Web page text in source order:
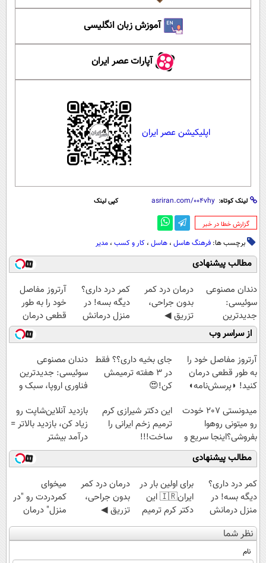
آموزش زبان انگلیسی
آپارات عصر ایران
اپلیکیشن عصر ایران
لینک کوتاه: کپی لینک
‌گزارش خطا در خبر
برچسب ها: فرهنگ هاسل ، هاسل ، کار و کسب ، مدیر
مطالب پیشنهادی
دندان مصنوعی
سوئیسی:
جدیدترین
فناوری اروپا،
سبک و مقاوم |
پرداخت قسطی
درمان درد کمر
بدون جراحی،
تزریق ◀
پرسش‌نامه رو پر
کن ▶
کمر درد داری؟
دیگه بسه! در
منزل درمانش
کن
(◀پرسش‌نامه)
آرتروز مفاصل
خود را به طور
قطعی درمان
کنید!
◗پرسش‌نامه◖
از سراسر وب
آرتروز مفاصل خود را
به طور قطعی درمان
کنید! ◗پرسش‌نامه◖
جای بخیه داری؟؟ فقط
در 3 هفته ترمیمش
کن!😍
دندان مصنوعی
سوئیسی: جدیدترین
فناوری اروپا، سبک و
قسطی
میدونستی 207 خودت
رو میتونی روهوا
بفروشی؟اینجا سریع و
راحت بفروش
این دکتر شیرازی کرم
ترمیم زخم ایرانی را
ساخت!!!
بازدید آنلاین‌شاپت رو
زیاد کن، بازدید بالاتر =
درآمد بیشتر
مطالب پیشنهادی
کمر درد داری؟
دیگه بسه! در
منزل درمانش
کن
(◀پرسش‌نامه)
برای اولین بار در
ایران🇮🇷 این
دکتر کرم ترمیم
کننده 23 روزه
ساخت!
درمان درد کمر
بدون جراحی،
تزریق ◀
پرسش‌نامه رو پر
کن ▶
میخوای
کمردردت رو "در
منزل" درمان
کنی؟ (◂فیلم +
◂پرسش‌نامه)
نظر شما
نام